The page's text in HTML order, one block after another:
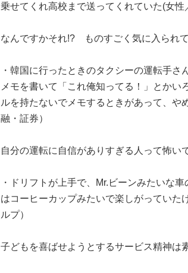
乗せてくれ高校まで送ってくれていた(女
なんですかそれ!? ものすごく気に入られ
・韓国に行ったときのタクシーの運転手
メモを書いて「これ俺知ってる！」とか
ルを持たないでメモするときがあって、や
融・証券）
自分の運転に自信がありすぎる人って怖い
・ドリフトが上手で、Mr.ビーンみたいな
はコーヒーカップみたいで楽しがっていた
ルプ）
子どもを喜ばせようとするサービス精神は